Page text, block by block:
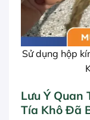
Sử dụng hộp
Lưu Ý Quan
Tía Khô Đã